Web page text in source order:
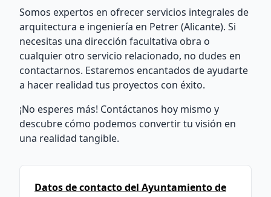
Somos expertos en ofrecer servicios integrales de
arquitectura e ingeniería en Petrer (Alicante). Si
necesitas una dirección facultativa obra o
cualquier otro servicio relacionado, no dudes en
contactarnos. Estaremos encantados de ayudarte
a hacer realidad tus proyectos con éxito.
¡No esperes más! Contáctanos hoy mismo y
descubre cómo podemos convertir tu visión en
una realidad tangible.
Datos de contacto del Ayuntamiento de